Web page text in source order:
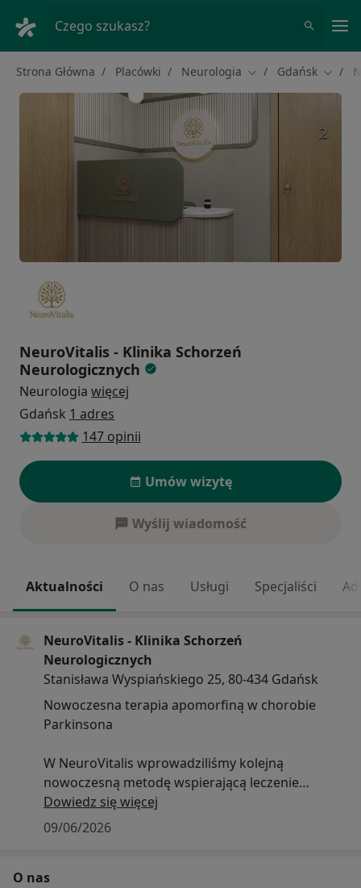
Czego szukasz?
Strona Główna Placówki Neurologia Zmień miasto
Gdańsk Zmień
NeuroVitalis - Klinika Schorzeń
Neurologicznych
Neurologia więcej
Gdańsk 1 adres
147 opinii
Umów wizytę
Wyślij wiadomość
Aktualności O nas Usługi Specjaliści
NeuroVitalis - Klinika Schorzeń
Neurologicznych
Stanisława Wyspiańskiego 25, 80-434 Gdańsk
Nowoczesna terapia apomorfiną w chorobie
Parkinsona
W NeuroVitalis wprowadziliśmy kolejną
nowoczesną metodę wspierającą leczenie
choroby Parkinsona — terapię apomorfiną,
stosowaną u pacjentów z nasilonymi fluktuacjami
Dowiedz się więcej
09/06/2026
O nas